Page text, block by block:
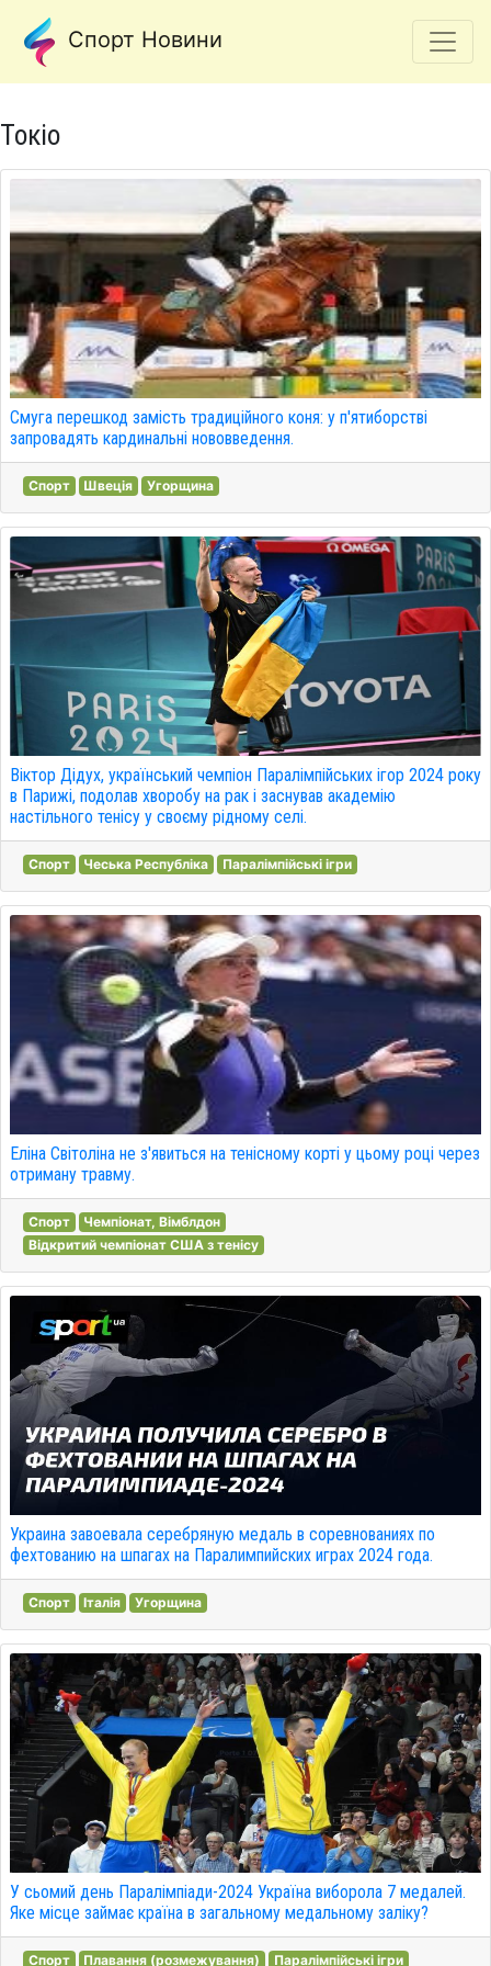
Спорт Новини
Токіо
Смуга перешкод замість традиційного коня: у п'ятиборстві
запровадять кардинальні нововведення.
Спорт Швеція Угорщина
Віктор Дідух, український чемпіон Паралімпійських ігор 2024 року
в Парижі, подолав хворобу на рак і заснував академію
настільного тенісу у своєму рідному селі.
Спорт Чеська Республіка Паралімпійські ігри
Еліна Світоліна не з'явиться на тенісному корті у цьому році через
отриману травму.
Спорт
Чемпіонат, Вімблдон
Відкритий чемпіонат США з тенісу
Украина завоевала серебряную медаль в соревнованиях по
фехтованию на шпагах на Паралимпийских играх 2024 года.
Спорт Італія Угорщина
У сьомий день Паралімпіади-2024 Україна виборола 7 медалей.
Яке місце займає країна в загальному медальному заліку?
Спорт Плавання (розмежування) Паралімпійські ігри